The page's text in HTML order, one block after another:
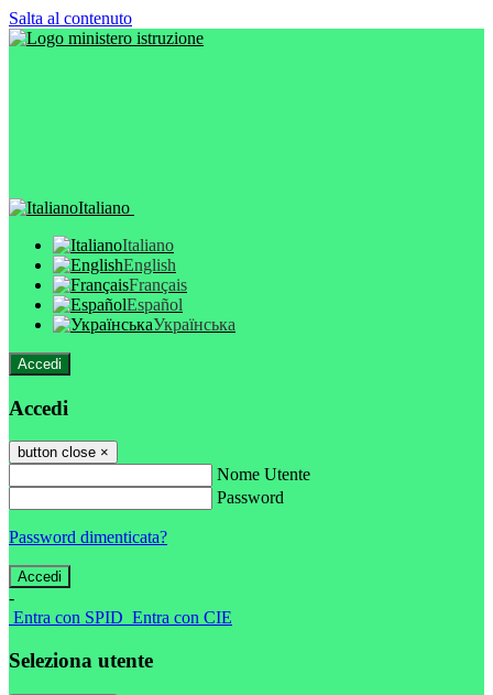
Salta al contenuto
Italiano
Italiano
English
Français
Español
Українська
Accedi
Accedi
button close ×
Nome Utente
Password
Password dimenticata?
-
Entra con SPID Entra con CIE
Seleziona utente